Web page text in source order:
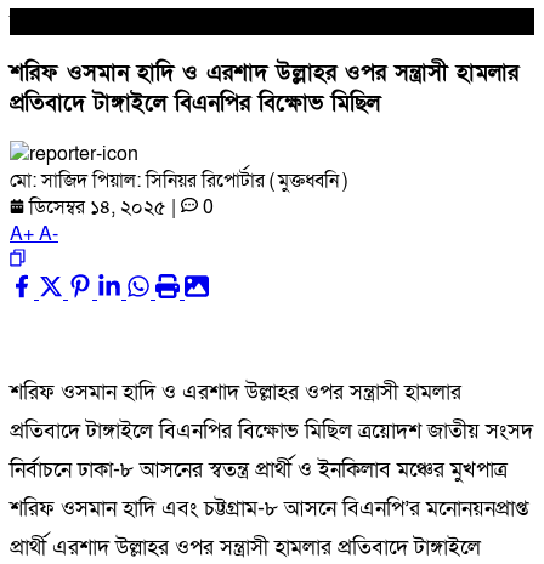
শরিফ ওসমান হাদি ও এরশাদ উল্লাহর ওপর সন্ত্রাসী হামলার
প্রতিবাদে টাঙ্গাইলে বিএনপির বিক্ষোভ মিছিল
মো: সাজিদ পিয়াল: সিনিয়র রিপোর্টার ( মুক্তধ্বনি )
ডিসেম্বর ১৪, ২০২৫ |
0
A+A-
শরিফ ওসমান হাদি ও এরশাদ উল্লাহর ওপর সন্ত্রাসী হামলার
প্রতিবাদে টাঙ্গাইলে বিএনপির বিক্ষোভ মিছিল ত্রয়োদশ জাতীয় সংসদ
নির্বাচনে ঢাকা-৮ আসনের স্বতন্ত্র প্রার্থী ও ইনকিলাব মঞ্চের মুখপাত্র
শরিফ ওসমান হাদি এবং চট্টগ্রাম-৮ আসনে বিএনপি’র মনোনয়নপ্রাপ্ত
প্রার্থী এরশাদ উল্লাহর ওপর সন্ত্রাসী হামলার প্রতিবাদে টাঙ্গাইলে